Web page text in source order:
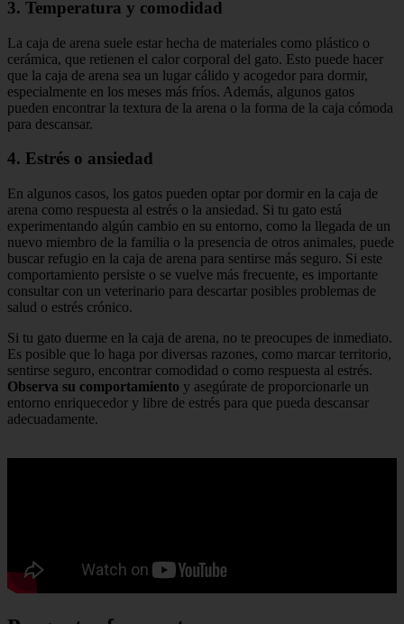
3. Temperatura y comodidad
La caja de arena suele estar hecha de materiales como plástico o
cerámica, que retienen el calor corporal del gato. Esto puede hacer
que la caja de arena sea un lugar cálido y acogedor para dormir,
especialmente en los meses más fríos. Además, algunos gatos
pueden encontrar la textura de la arena o la forma de la caja cómoda
para descansar.
4. Estrés o ansiedad
En algunos casos, los gatos pueden optar por dormir en la caja de
arena como respuesta al estrés o la ansiedad. Si tu gato está
experimentando algún cambio en su entorno, como la llegada de un
nuevo miembro de la familia o la presencia de otros animales, puede
buscar refugio en la caja de arena para sentirse más seguro. Si este
comportamiento persiste o se vuelve más frecuente, es importante
consultar con un veterinario para descartar posibles problemas de
salud o estrés crónico.
Si tu gato duerme en la caja de arena, no te preocupes de inmediato.
Es posible que lo haga por diversas razones, como marcar territorio,
sentirse seguro, encontrar comodidad o como respuesta al estrés.
Observa su comportamiento y asegúrate de proporcionarle un
entorno enriquecedor y libre de estrés para que pueda descansar
adecuadamente.